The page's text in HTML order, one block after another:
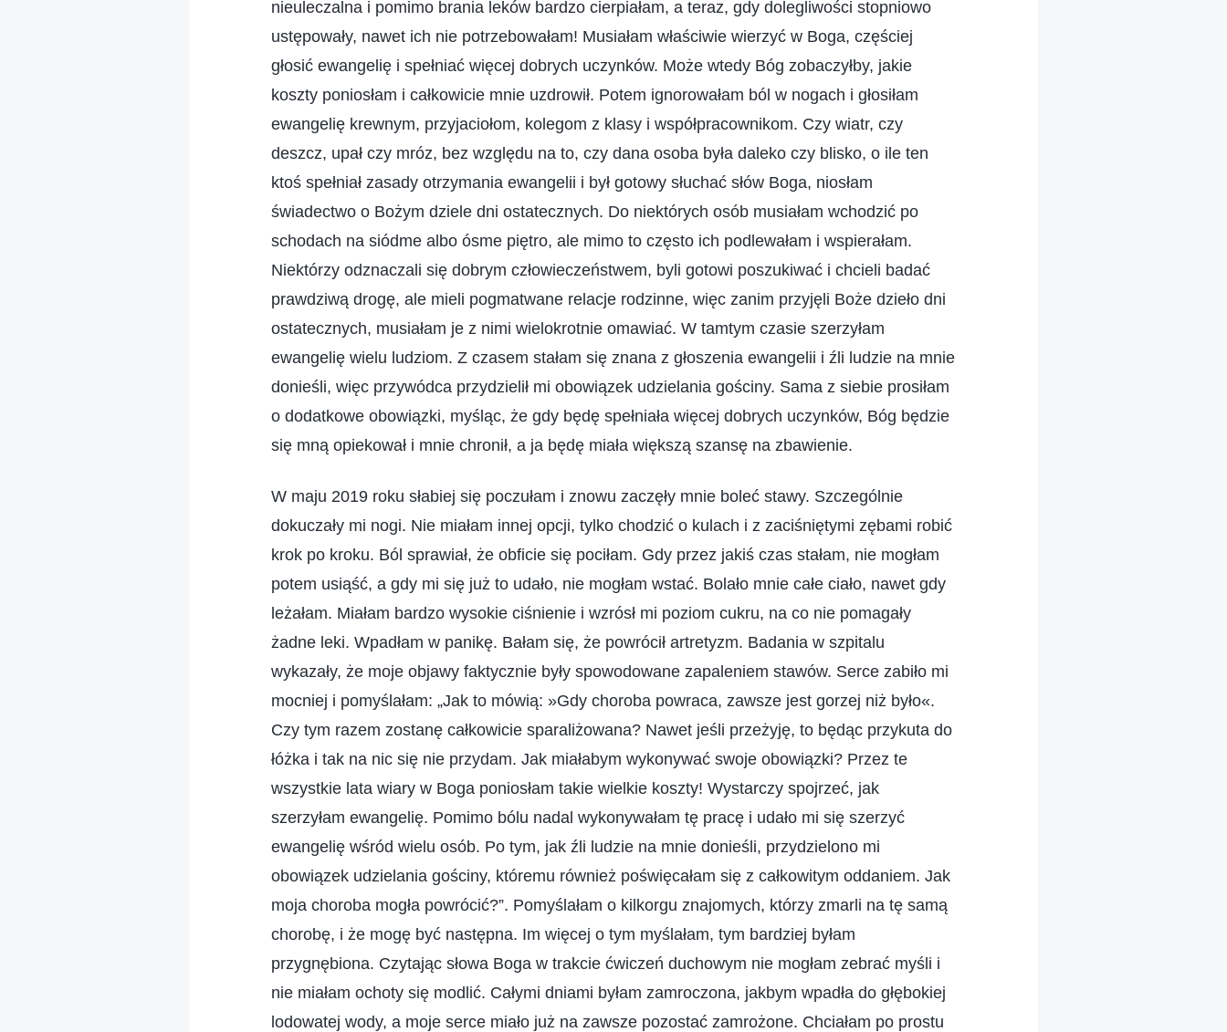
nieuleczalna i pomimo brania leków bardzo cierpiałam, a teraz, gdy dolegliwości stopniowo
ustępowały, nawet ich nie potrzebowałam! Musiałam właściwie wierzyć w Boga, częściej
głosić ewangelię i spełniać więcej dobrych uczynków. Może wtedy Bóg zobaczyłby, jakie
koszty poniosłam i całkowicie mnie uzdrowił. Potem ignorowałam ból w nogach i głosiłam
ewangelię krewnym, przyjaciołom, kolegom z klasy i współpracownikom. Czy wiatr, czy
deszcz, upał czy mróz, bez względu na to, czy dana osoba była daleko czy blisko, o ile ten
ktoś spełniał zasady otrzymania ewangelii i był gotowy słuchać słów Boga, niosłam
świadectwo o Bożym dziele dni ostatecznych. Do niektórych osób musiałam wchodzić po
schodach na siódme albo ósme piętro, ale mimo to często ich podlewałam i wspierałam.
Niektórzy odznaczali się dobrym człowieczeństwem, byli gotowi poszukiwać i chcieli badać
prawdziwą drogę, ale mieli pogmatwane relacje rodzinne, więc zanim przyjęli Boże dzieło dni
ostatecznych, musiałam je z nimi wielokrotnie omawiać. W tamtym czasie szerzyłam
ewangelię wielu ludziom. Z czasem stałam się znana z głoszenia ewangelii i źli ludzie na mnie
donieśli, więc przywódca przydzielił mi obowiązek udzielania gościny. Sama z siebie prosiłam
o dodatkowe obowiązki, myśląc, że gdy będę spełniała więcej dobrych uczynków, Bóg będzie
się mną opiekował i mnie chronił, a ja będę miała większą szansę na zbawienie.
W maju 2019 roku słabiej się poczułam i znowu zaczęły mnie boleć stawy. Szczególnie
dokuczały mi nogi. Nie miałam innej opcji, tylko chodzić o kulach i z zaciśniętymi zębami robić
krok po kroku. Ból sprawiał, że obficie się pociłam. Gdy przez jakiś czas stałam, nie mogłam
potem usiąść, a gdy mi się już to udało, nie mogłam wstać. Bolało mnie całe ciało, nawet gdy
leżałam. Miałam bardzo wysokie ciśnienie i wzrósł mi poziom cukru, na co nie pomagały
żadne leki. Wpadłam w panikę. Bałam się, że powrócił artretyzm. Badania w szpitalu
wykazały, że moje objawy faktycznie były spowodowane zapaleniem stawów. Serce zabiło mi
mocniej i pomyślałam: „Jak to mówią: »Gdy choroba powraca, zawsze jest gorzej niż było«.
Czy tym razem zostanę całkowicie sparaliżowana? Nawet jeśli przeżyję, to będąc przykuta do
łóżka i tak na nic się nie przydam. Jak miałabym wykonywać swoje obowiązki? Przez te
wszystkie lata wiary w Boga poniosłam takie wielkie koszty! Wystarczy spojrzeć, jak
szerzyłam ewangelię. Pomimo bólu nadal wykonywałam tę pracę i udało mi się szerzyć
ewangelię wśród wielu osób. Po tym, jak źli ludzie na mnie donieśli, przydzielono mi
obowiązek udzielania gościny, któremu również poświęcałam się z całkowitym oddaniem. Jak
moja choroba mogła powrócić?”. Pomyślałam o kilkorgu znajomych, którzy zmarli na tę samą
chorobę, i że mogę być następna. Im więcej o tym myślałam, tym bardziej byłam
przygnębiona. Czytając słowa Boga w trakcie ćwiczeń duchowym nie mogłam zebrać myśli i
nie miałam ochoty się modlić. Całymi dniami byłam zamroczona, jakbym wpadła do głębokiej
lodowatej wody, a moje serce miało już na zawsze pozostać zamrożone. Chciałam po prostu